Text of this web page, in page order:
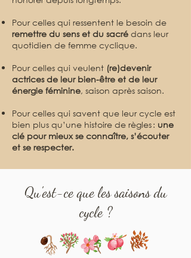
Pour celles qui ressentent le besoin de
remettre du sens et du sacré dans leur
quotidien de femme cyclique.
Pour celles qui veulent (re)devenir
actrices de leur bien-être et de leur
énergie féminine, saison après saison.
Pour celles qui savent que leur cycle est
bien plus qu’une histoire de règles : une
clé pour mieux se connaître, s’écouter
et se respecter.
Qu'est-ce que les saisons du
cycle ?